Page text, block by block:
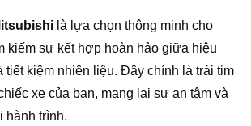
là lựa chọn thông minh cho
kiếm sự kết hợp hoàn hảo giữa hiệu
tiết kiệm nhiên liệu. Đây chính là trái tim
xe của bạn, mang lại sự an tâm và
hành trình.